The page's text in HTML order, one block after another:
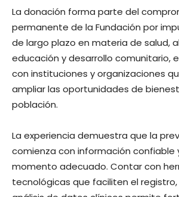
La donación forma parte del
permanente de la Fundación por
de largo plazo en materia de salud,
educación y desarrollo comunitario,
con instituciones y organizaciones
ampliar las oportunidades de
población.
La experiencia demuestra que la
comienza con información confiable
momento adecuado. Contar con
tecnológicas que faciliten el